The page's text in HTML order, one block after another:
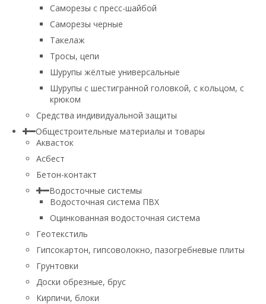
Саморезы с пресс-шайбой
Саморезы черные
Такелаж
Тросы, цепи
Шурупы жёлтые универсальные
Шурупы с шестигранной головкой, с кольцом, с
крюком
Средства индивидуальной защиты
Общестроительные материалы и товары
Аквасток
Асбест
Бетон-контакт
Водосточные системы
Водосточная система ПВХ
Оцинкованная водосточная система
Геотекстиль
Гипсокартон, гипсоволокно, пазогребневые плиты
Грунтовки
Доски обрезные, брус
Кирпичи, блоки